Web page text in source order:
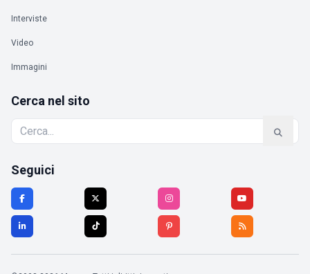
Interviste
Video
Immagini
Cerca nel sito
Seguici